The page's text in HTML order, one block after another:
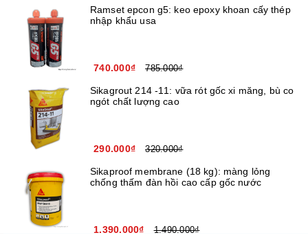
Ramset epcon g5: keo epoxy khoan cấy thép
nhập khẩu usa
740.000₫ 785.000₫
Sikagrout 214 -11: vữa rót gốc xi măng, bù co
ngót chất lượng cao
290.000₫ 320.000₫
Sikaproof membrane (18 kg): màng lỏng
chống thấm đàn hồi cao cấp gốc nước
1.390.000₫ 1.490.000₫